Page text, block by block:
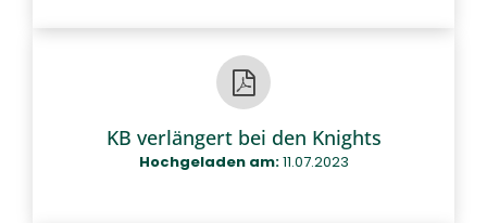
KB verlängert bei den Knights
Hochgeladen am:11.07.2023